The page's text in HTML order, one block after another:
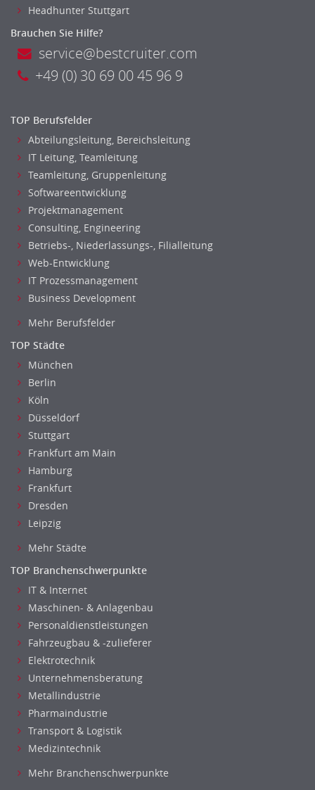
Headhunter Stuttgart
Brauchen Sie Hilfe?
service@bestcruiter.com
+49 (0) 30 69 00 45 96 9
TOP Berufsfelder
Abteilungsleitung, Bereichsleitung
IT Leitung, Teamleitung
Teamleitung, Gruppenleitung
Softwareentwicklung
Projektmanagement
Consulting, Engineering
Betriebs-, Niederlassungs-, Filialleitung
Web-Entwicklung
IT Prozessmanagement
Business Development
Mehr Berufsfelder
TOP Städte
München
Berlin
Köln
Düsseldorf
Stuttgart
Frankfurt am Main
Hamburg
Frankfurt
Dresden
Leipzig
Mehr Städte
TOP Branchenschwerpunkte
IT & Internet
Maschinen- & Anlagenbau
Personaldienstleistungen
Fahrzeugbau & -zulieferer
Elektrotechnik
Unternehmensberatung
Metallindustrie
Pharmaindustrie
Transport & Logistik
Medizintechnik
Mehr Branchenschwerpunkte